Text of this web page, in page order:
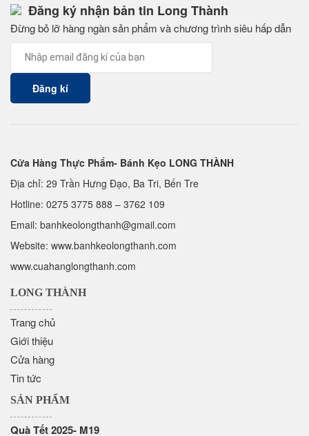
Đăng ký nhận bản tin Long Thành
Đừng bỏ lỡ hàng ngàn sản phẩm và chương trình siêu hấp dẫn
Cửa Hàng Thực Phẩm- Bánh Kẹo LONG THÀNH
Địa chỉ: 29 Trần Hưng Đạo, Ba Tri, Bến Tre
Hotline: 0275 3775 888 – 3762 109
Email: banhkeolongthanh@gmail.com
Website: www.banhkeolongthanh.com
www.cuahanglongthanh.com
LONG THÀNH
Trang chủ
Giới thiệu
Cửa hàng
Tin tức
SẢN PHẨM
Quà Tết 2025- M19